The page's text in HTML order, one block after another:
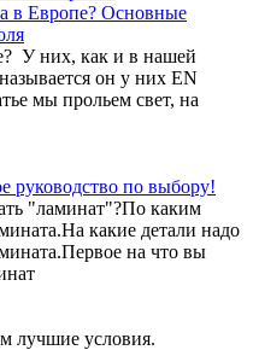
в Европе? Основные
У них, как и в нашей
он у них EN
мы прольем свет, на
руководство по выбору!
"ламинат"?По каким
какие детали надо
на что вы
лучшие условия.